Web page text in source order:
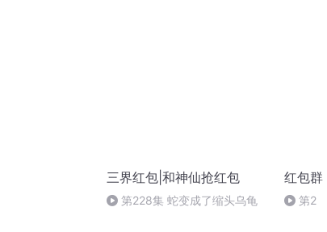
三界红包|和神仙抢红包
第228集 蛇变成了缩头乌龟
红包群
第2